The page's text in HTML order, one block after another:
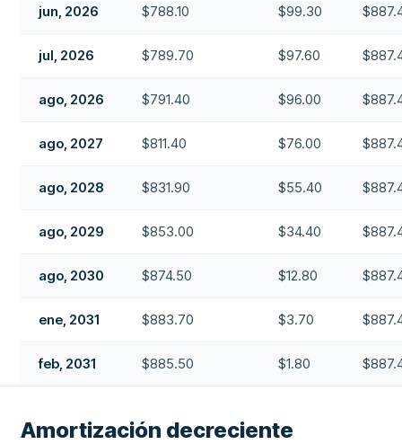
jun, 2026 $788.10 $99.30
jul, 2026 $789.70 $97.60
ago, 2026 $791.40 $96.00
ago, 2027 $811.40 $76.00
ago, 2028 $831.90 $55.40
ago, 2029 $853.00 $34.40
ago, 2030 $874.50 $12.80
ene, 2031 $883.70 $3.70
feb, 2031 $885.50 $1.80
Amortización decreciente